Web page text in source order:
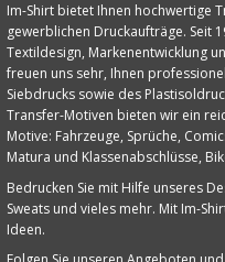
Im-Shirt bietet Ihnen hochwertige
gewerblichen Druckaufträge. Seit
Textildesign, Markenentwicklung
freuen uns sehr, Ihnen
Siebdrucks sowie des
Transfer-Motiven bieten wir ein
Motive: Fahrzeuge, Sprüche,
Matura und Klassenabschlüsse,
Bedrucken Sie mit Hilfe unseres
Sweats und vieles mehr. Mit Im-
Ideen.